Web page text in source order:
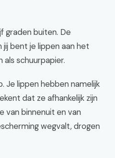
graden buiten. De
bent je lippen aan het
als schuurpapier.
Je lippen hebben namelijk
dat ze afhankelijk zijn
van binnenuit en van
wegvalt, drogen